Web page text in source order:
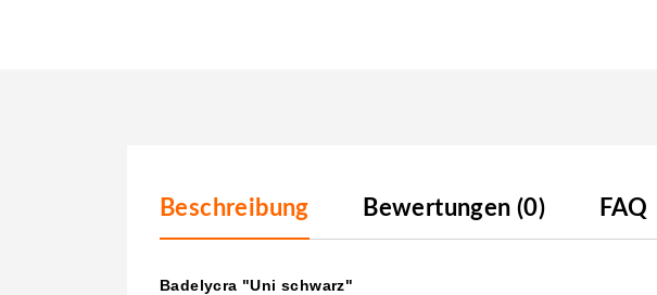
Beschreibung Bewertungen (0) FAQ
Badelycra "Uni schwarz"